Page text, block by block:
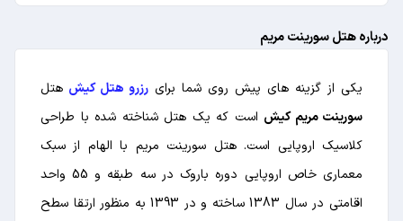
درباره هتل سورینت مریم
یکی از گزینه های پیش روی شما برای رزرو هتل کیش هتل
سورینت مریم کیش است که یک هتل شناخته شده با طراحی
کلاسیک اروپایی است. هتل سورینت مریم با الهام از سبک
معماری خاص اروپایی دوره باروک در سه طبقه و 55 واحد
اقامتی در سال 1383 ساخته و در 1393 به منظور ارتقا سطح